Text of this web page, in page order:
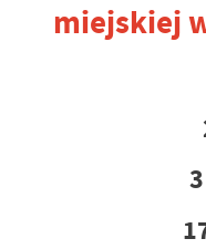
miejskiej